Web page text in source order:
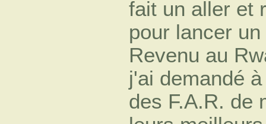
fait un aller et
pour lancer
Revenu au
j'ai demandé
des F.A.R. de